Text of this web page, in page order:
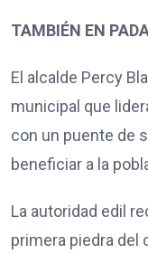
TAMBIÉN EN
El alcalde Percy
municipal que
con un puente de
beneficiar a la
La autoridad edil
primera piedra del